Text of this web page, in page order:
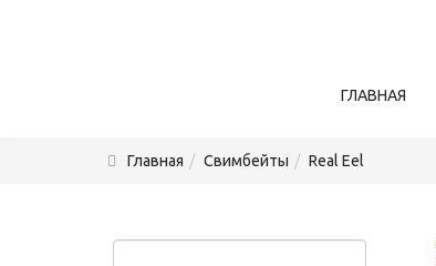
ГЛАВНАЯ
Главная Свимбейты Real Eel